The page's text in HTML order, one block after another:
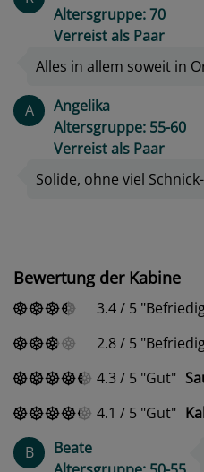
Altersgruppe: 70
Verreist als Paar
Alles in allem soweit in
A
Angelika
Altersgruppe: 55-60
Verreist als Paar
Solide, ohne viel
Bewertung der Kabine
3.4/ 5
2.8/ 5
4.3 / 5 Gut
4.1 / 5 Gut
B
Beate